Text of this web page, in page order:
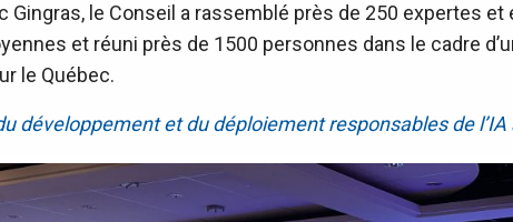
Gingras, le Conseil a rassemblé près de 250 expertes
et réuni près de 1500 personnes dans le cadre
le Québec.
développement et du déploiement responsables de l’IA